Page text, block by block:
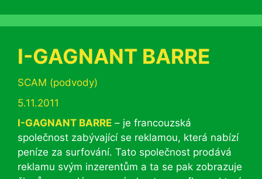
I-GAGNANT BARRE
Rubriky
SCAM (podvody)
5.11.2011
I-GAGNANT BARRE – je francouzská
společnost zabývající se reklamou, která nabízí
peníze za surfování. Tato společnost prodává
reklamu svým inzerentům a ta se pak zobrazuje